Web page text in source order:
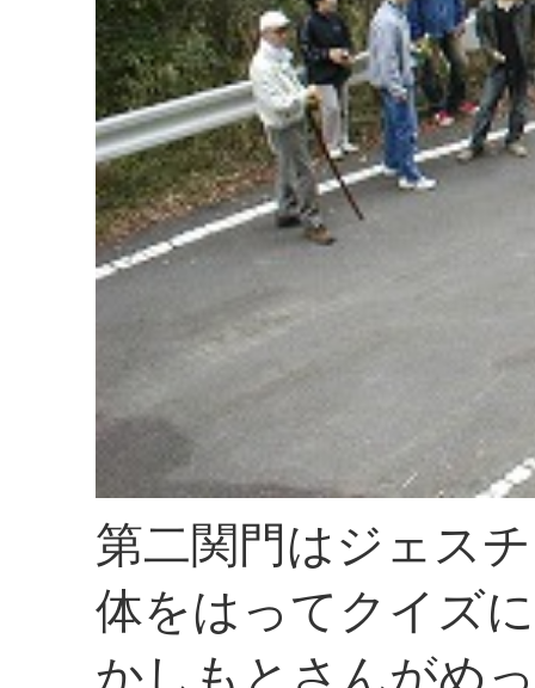
第二関門はジェス
体をはってクイズ
かしもとさんがめ